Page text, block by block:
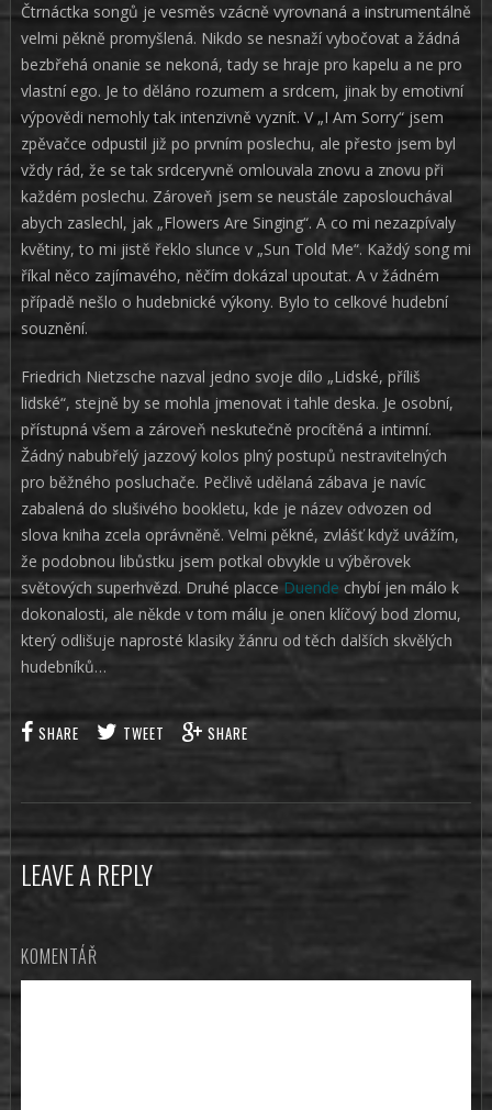
Čtrnáctka songů je vesměs vzácně vyrovnaná a instrumentálně
velmi pěkně promyšlená. Nikdo se nesnaží vybočovat a žádná
bezbřehá onanie se nekoná, tady se hraje pro kapelu a ne pro
vlastní ego. Je to děláno rozumem a srdcem, jinak by emotivní
výpovědi nemohly tak intenzivně vyznít. V „I Am Sorry“ jsem
zpěvačce odpustil již po prvním poslechu, ale přesto jsem byl
vždy rád, že se tak srdceryvně omlouvala znovu a znovu při
každém poslechu. Zároveň jsem se neustále zaposlouchával
abych zaslechl, jak „Flowers Are Singing“. A co mi nezazpívaly
květiny, to mi jistě řeklo slunce v „Sun Told Me“. Každý song mi
říkal něco zajímavého, něčím dokázal upoutat. A v žádném
případě nešlo o hudebnické výkony. Bylo to celkové hudební
souznění.
Friedrich Nietzsche nazval jedno svoje dílo „Lidské, příliš
lidské“, stejně by se mohla jmenovat i tahle deska. Je osobní,
přístupná všem a zároveň neskutečně procítěná a intimní.
Žádný nabubřelý jazzový kolos plný postupů nestravitelných
pro běžného posluchače. Pečlivě udělaná zábava je navíc
zabalená do slušivého bookletu, kde je název odvozen od
slova kniha zcela oprávněně. Velmi pěkné, zvlášť když uvážím,
že podobnou libůstku jsem potkal obvykle u výběrovek
světových superhvězd. Druhé placce Duende chybí jen málo k
dokonalosti, ale někde v tom málu je onen klíčový bod zlomu,
který odlišuje naprosté klasiky žánru od těch dalších skvělých
hudebníků…
SHARE TWEET SHARE
LEAVE A REPLY
KOMENTÁŘ